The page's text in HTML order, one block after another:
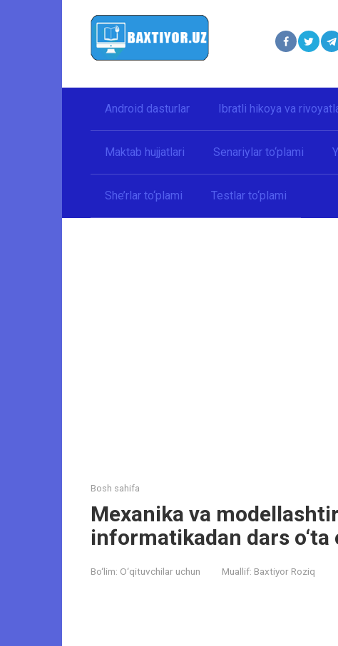
Android dasturlar Ibratli hikoya va
Maktab hujjatlari Senariylar to‘plami
She’rlar to‘plami Testlar to‘plami
Bosh sahifa
Mexanika va
informatikadan dars o‘ta
Bo‘lim: O‘qituvchilar uchun Muallif: Baxtiyor Roziq